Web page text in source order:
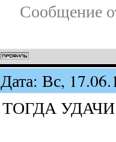
Сообщение
Дата: Вс,
ТОГДА